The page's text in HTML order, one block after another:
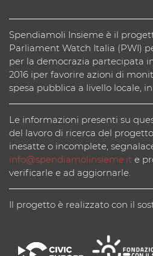
Spendiamoli Insieme è il
Parliament Watch Italia (PWI)
per la democrazia partecipata
2016 iper favorire azioni di
spesa pubblica a livello locale, in
Le informazioni presenti su
del lavoro di ricerca del
inesatte o incomplete,
info@spendiamolinsieme.it e
verificarle e ad aggiornarle.
Il progetto è realizzato con il